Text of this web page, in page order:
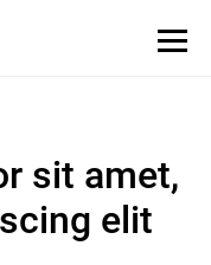
sit amet,
elit